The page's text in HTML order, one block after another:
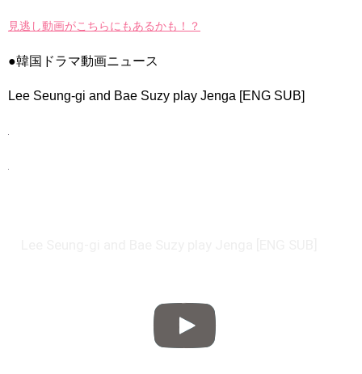
見逃し動画がこちらにもあるかも！？
●韓国ドラマ動画ニュース
Lee Seung-gi and Bae Suzy play Jenga [ENG SUB]